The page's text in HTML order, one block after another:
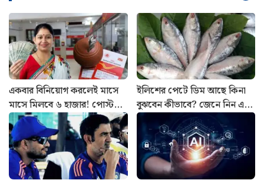
একবার বিনিয়োগ করলেই মাসে
মাসে মিলবে ৬ হাজার! পোস্ট
অফিসের এই বাম্পার স্কিমের
হিসাব বুঝুন
ইলিশের পেটে ডিম আছে কিনা
বুঝবেন কীভাবে? জেনে নিন এই
ট্রিকস